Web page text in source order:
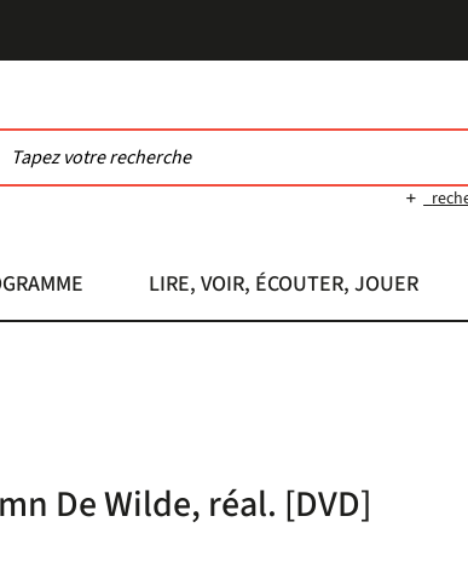
LIRE, VOIR, ÉCOUTER, JOUER
De Wilde, réal. [DVD]